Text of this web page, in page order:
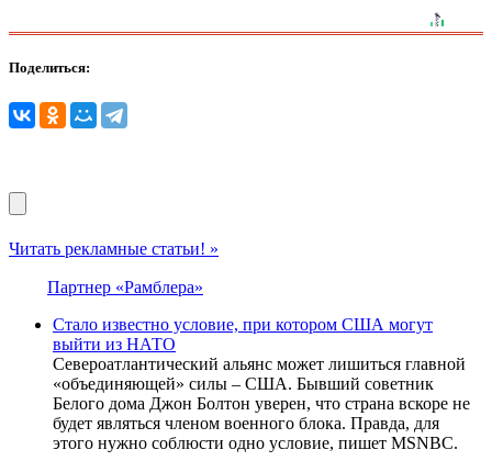
Поделиться:
Читать рекламные статьи! »
Партнер «Рамблера»
Стало известно условие, при котором США могут
выйти из НАТО
Североатлантический альянс может лишиться главной
«объединяющей» силы – США. Бывший советник
Белого дома Джон Болтон уверен, что страна вскоре не
будет являться членом военного блока. Правда, для
этого нужно соблюсти одно условие, пишет MSNBC.